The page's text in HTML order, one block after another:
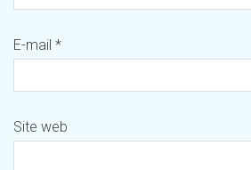
E-mail *
Site web